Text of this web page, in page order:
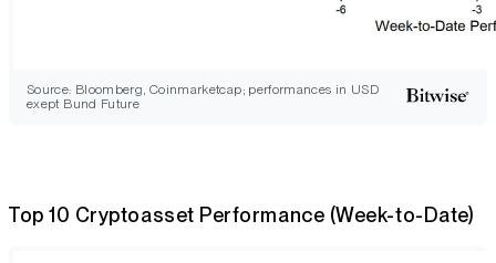
Source: Bloomberg, Coinmarketcap; performances in USD
exept Bund Future
Top 10 Cryptoasset Performance (Week-to-Date)